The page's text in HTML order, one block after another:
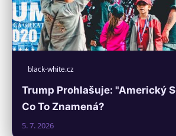
black-white.cz
Trump Prohlašuje: "Americký
Co To Znamená?
5. 7. 2026